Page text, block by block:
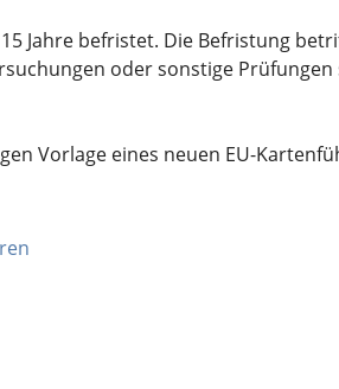
Jahre befristet. Die Befristung
oder sonstige
Vorlage eines neuen EU-